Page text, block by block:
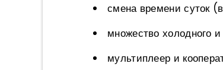
смена времени суток
множество холодного
мультиплеер и